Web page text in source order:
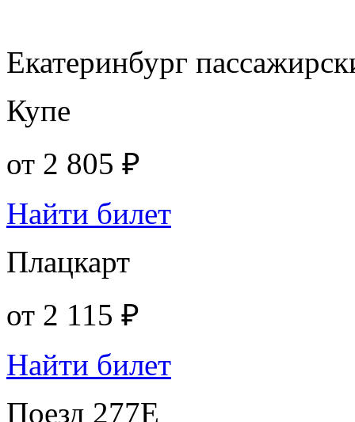
Екатеринбург
Купе
от 2 805 ₽
Найти билет
Плацкарт
от 2 115 ₽
Найти билет
Поезд 277Е